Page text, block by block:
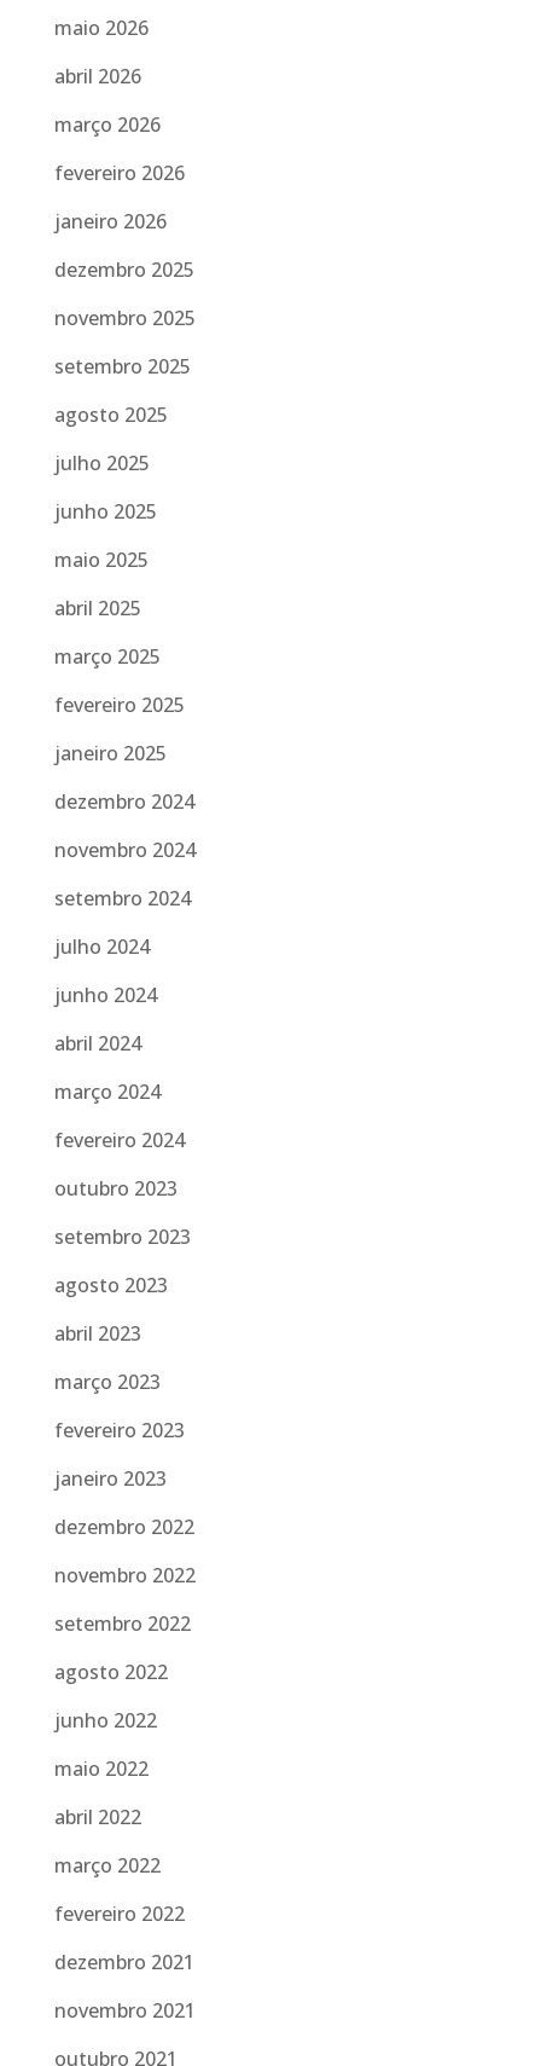
maio 2026
abril 2026
março 2026
fevereiro 2026
janeiro 2026
dezembro 2025
novembro 2025
setembro 2025
agosto 2025
julho 2025
junho 2025
maio 2025
abril 2025
março 2025
fevereiro 2025
janeiro 2025
dezembro 2024
novembro 2024
setembro 2024
julho 2024
junho 2024
abril 2024
março 2024
fevereiro 2024
outubro 2023
setembro 2023
agosto 2023
abril 2023
março 2023
fevereiro 2023
janeiro 2023
dezembro 2022
novembro 2022
setembro 2022
agosto 2022
junho 2022
maio 2022
abril 2022
março 2022
fevereiro 2022
dezembro 2021
novembro 2021
outubro 2021